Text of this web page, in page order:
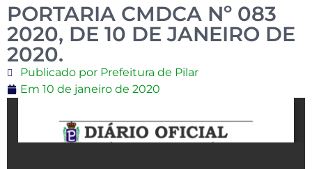
PORTARIA CMDCA Nº 083
2020, DE 10 DE JANEIRO DE
2020.
Publicado por Prefeitura de Pilar
Em 10 de janeiro de 2020